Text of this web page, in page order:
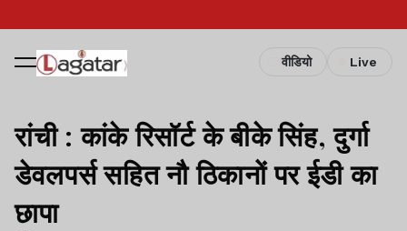
वीडियो Live
रांची : कांके रिसॉर्ट के बीके सिंह, दुर्गा
डेवलपर्स सहित नौ ठिकानों पर ईडी का
छापा